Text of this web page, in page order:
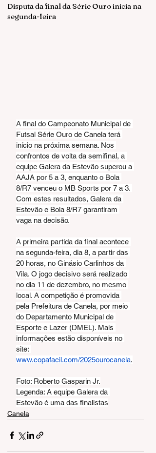
Disputa da final da Série Ouro inicia na
segunda-feira
A final do Campeonato Municipal de
Futsal Série Ouro de Canela terá
início na próxima semana. Nos
confrontos de volta da semifinal, a
equipe Galera da Estevão superou a
AAJA por 5 a 3, enquanto o Bola
8/R7 venceu o MB Sports por 7 a 3.
Com estes resultados, Galera da
Estevão e Bola 8/R7 garantiram
vaga na decisão.
A primeira partida da final acontece
na segunda-feira, dia 8, a partir das
20 horas, no Ginásio Carlinhos da
Vila. O jogo decisivo será realizado
no dia 11 de dezembro, no mesmo
local. A competição é promovida
pela Prefeitura de Canela, por meio
do Departamento Municipal de
Esporte e Lazer (DMEL). Mais
informações estão disponíveis no
site:
www.copafacil.com/2025ourocanela.
Foto: Roberto Gasparin Jr.
Legenda: A equipe Galera da
Estevão é uma das finalistas
Canela